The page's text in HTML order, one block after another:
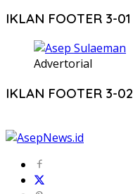
IKLAN FOOTER 3-01
Advertorial
IKLAN FOOTER 3-02